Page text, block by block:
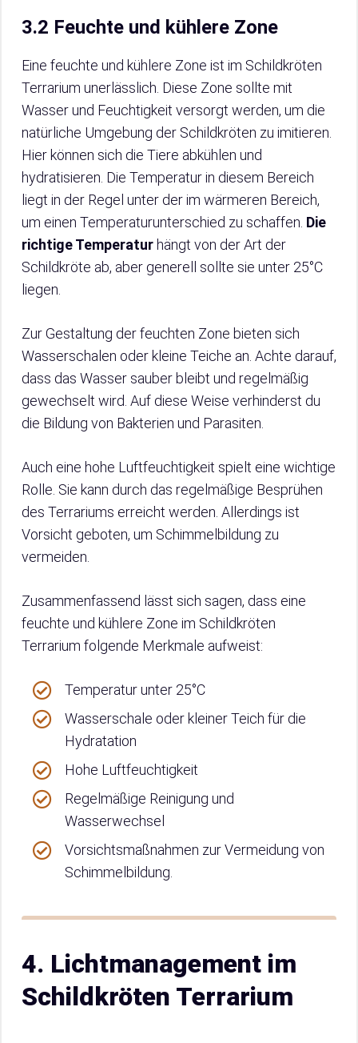
3.2 Feuchte und kühlere Zone
Eine feuchte und kühlere Zone ist im Schildkröten
Terrarium unerlässlich. Diese Zone sollte mit
Wasser und Feuchtigkeit versorgt werden, um die
natürliche Umgebung der Schildkröten zu imitieren.
Hier können sich die Tiere abkühlen und
hydratisieren. Die Temperatur in diesem Bereich
liegt in der Regel unter der im wärmeren Bereich,
um einen Temperaturunterschied zu schaffen. Die
richtige Temperatur hängt von der Art der
Schildkröte ab, aber generell sollte sie unter 25°C
liegen.
Zur Gestaltung der feuchten Zone bieten sich
Wasserschalen oder kleine Teiche an. Achte darauf,
dass das Wasser sauber bleibt und regelmäßig
gewechselt wird. Auf diese Weise verhinderst du
die Bildung von Bakterien und Parasiten.
Auch eine hohe Luftfeuchtigkeit spielt eine wichtige
Rolle. Sie kann durch das regelmäßige Besprühen
des Terrariums erreicht werden. Allerdings ist
Vorsicht geboten, um Schimmelbildung zu
vermeiden.
Zusammenfassend lässt sich sagen, dass eine
feuchte und kühlere Zone im Schildkröten
Terrarium folgende Merkmale aufweist:
Temperatur unter 25°C
Wasserschale oder kleiner Teich für die
Hydratation
Hohe Luftfeuchtigkeit
Regelmäßige Reinigung und
Wasserwechsel
Vorsichtsmaßnahmen zur Vermeidung von
Schimmelbildung.
4. Lichtmanagement im
Schildkröten Terrarium